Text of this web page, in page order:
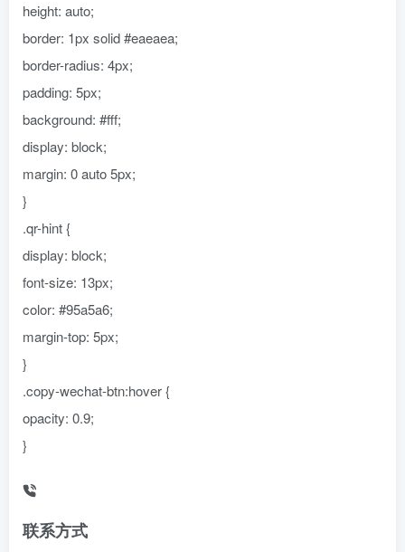
height: auto;
border: 1px solid #eaeaea;
border-radius: 4px;
padding: 5px;
background: #fff;
display: block;
margin: 0 auto 5px;
}
.qr-hint {
display: block;
font-size: 13px;
color: #95a5a6;
margin-top: 5px;
}
.copy-wechat-btn:hover {
opacity: 0.9;
}
联系方式